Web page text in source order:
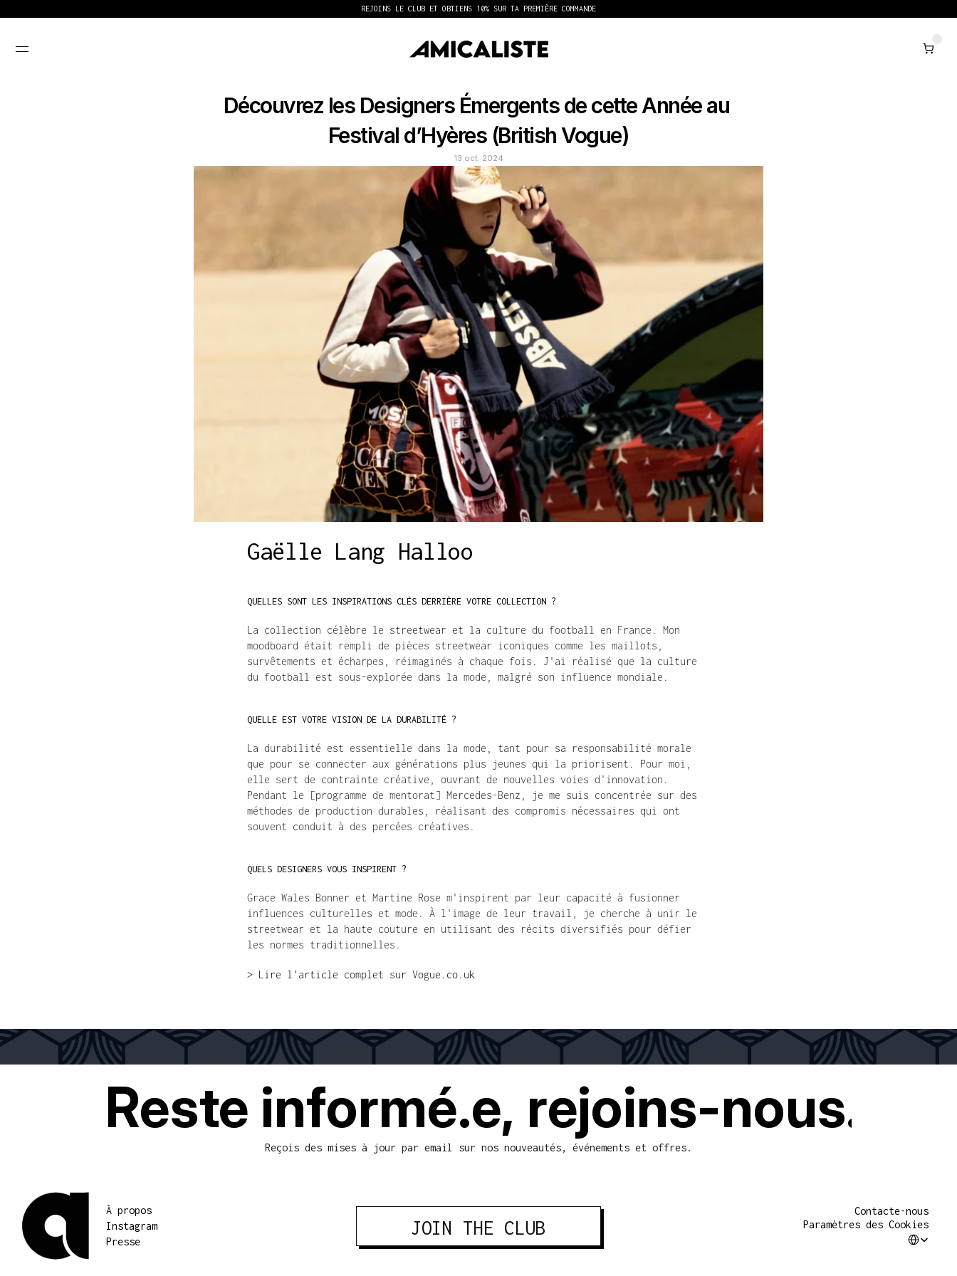
REJOINS LE CLUB ET OBTIENS 10% SUR TA PREMIÈRE COMMANDE
Découvrez les Designers Émergents de cette Année au
Festival d’Hyères (British Vogue)
13 oct. 2024
Gaëlle Lang Halloo
QUELLES SONT LES INSPIRATIONS CLÉS DERRIÈRE VOTRE COLLECTION ?
La collection célèbre le streetwear et la culture du football en France. Mon
moodboard était rempli de pièces streetwear iconiques comme les maillots,
survêtements et écharpes, réimaginés à chaque fois. J'ai réalisé que la culture
du football est sous-explorée dans la mode, malgré son influence mondiale.
QUELLE EST VOTRE VISION DE LA DURABILITÉ ?
La durabilité est essentielle dans la mode, tant pour sa responsabilité morale
que pour se connecter aux générations plus jeunes qui la priorisent. Pour moi,
elle sert de contrainte créative, ouvrant de nouvelles voies d'innovation.
Pendant le [programme de mentorat] Mercedes-Benz, je me suis concentrée sur des
méthodes de production durables, réalisant des compromis nécessaires qui ont
souvent conduit à des percées créatives.
QUELS DESIGNERS VOUS INSPIRENT ?
Grace Wales Bonner et Martine Rose m'inspirent par leur capacité à fusionner
influences culturelles et mode. À l'image de leur travail, je cherche à unir le
streetwear et la haute couture en utilisant des récits diversifiés pour défier
les normes traditionnelles.
> Lire l'article complet sur Vogue.co.uk
LIVRAISON GRATUITE POUR PLUS 300€ D'ACHATS PAYMENT FACILE PAIEMENT SÉCURISÉ LIVRAISON DANS LE MONDE
Reste informé.e, rejoins-nous.
Reçois des mises à jour par email sur nos nouveautés, événements et offres.
À propos
Instagram
Presse
JOIN THE CLUB
Contacte-nous
Paramètres des Cookies
Select